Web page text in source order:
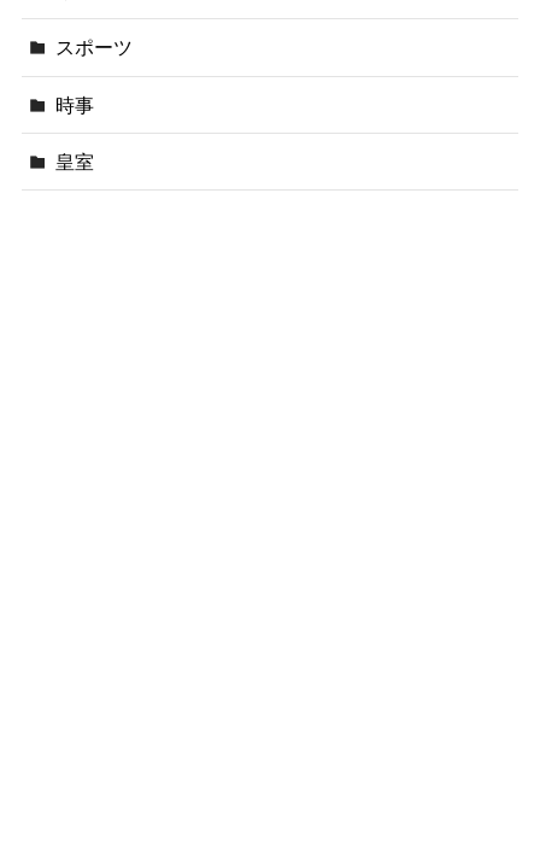
スポーツ
時事
皇室